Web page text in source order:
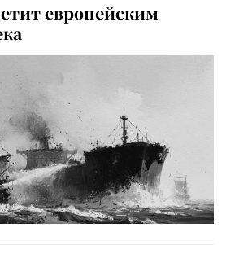
европейским